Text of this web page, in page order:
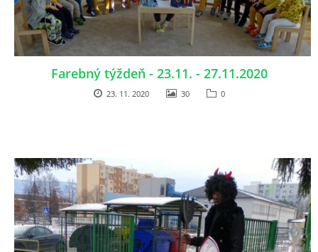
COVID-19
ZÁPISNICE
© 2026 eStránky.sk
Farebný týždeň - 23.11. - 27.11.2020
23. 11. 2020 30 0